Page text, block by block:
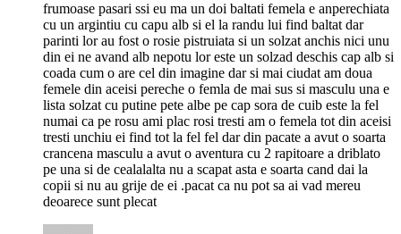
frumoase pasari ssi eu ma un doi baltati femela e anperechiata
cu un argintiu cu capu alb si el la randu lui find baltat dar
parinti lor au fost o rosie pistruiata si un solzat anchis nici unu
din ei ne avand alb nepotu lor este un solzad deschis cap alb si
coada cum o are cel din imagine dar si mai ciudat am doua
femele din aceisi pereche o femla de mai sus si masculu una e
lista solzat cu putine pete albe pe cap sora de cuib este la fel
numai ca pe rosu ami plac rosi tresti am o femela tot din aceisi
tresti unchiu ei find tot la fel fel dar din pacate a avut o soarta
crancena masculu a avut o aventura cu 2 rapitoare a driblato
pe una si de cealalalta nu a scapat asta e soarta cand dai la
copii si nu au grije de ei .pacat ca nu pot sa ai vad mereu
deoarece sunt plecat